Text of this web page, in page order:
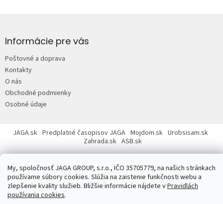
My, spoločnosť JAGA GROUP, s.r.o., IČO 35705779, na našich stránkach
používame súbory cookies. Slúžia na zaistenie funkčnosti webu a
zlepšenie kvality služieb. Bližšie informácie nájdete vPravidlách
používania cookies.
p
e
Informácie pre vás
Poštovné a doprava
Kontakty
O nás
Obchodné podmienky
Osobné údaje
JAGA.sk Predplatné časopisov JAGA Mojdom.sk Urobsisam.sk
Zahrada.sk ASB.sk
Copyright 2026JAGASTORE.sk